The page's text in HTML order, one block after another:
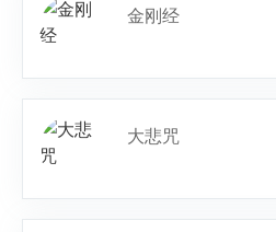
金刚经
大悲咒